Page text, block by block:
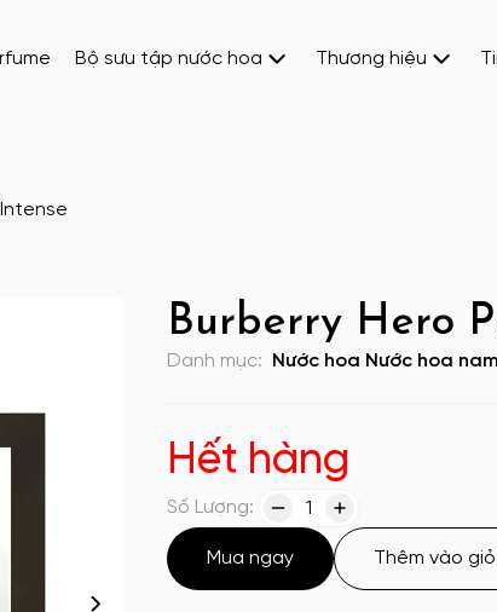
Bộ sưu tập nước hoa Thương hiệu
Burberry Hero
Danh mục: Nước hoa Nước hoa nam
Hết hàng
Số Lượng: 1
Mua ngay Thêm vào